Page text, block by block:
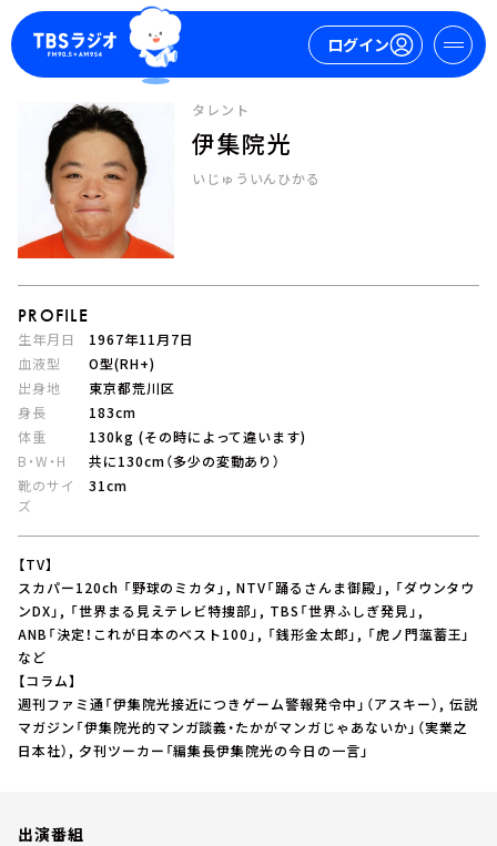
ログイン
マイページ
ログイン 新規会員登録
今日の番組表
週間番組表
トピックス
TBS Podcast
イベント・グッズ
会社情報
タレント
伊集院光
いじゅういんひかる
PROFILE
生年月日
1967年11月7日
血液型
O型(RH+)
出身地
東京都荒川区
身長
183cm
体重
130kg (その時によって違います)
B・W・H
共に130cm（多少の変動あり）
靴のサイ
ズ
31cm
【TV】
スカパー120ch 「野球のミカタ」, NTV「踊るさんま御殿」, 「ダウンタウ
ンDX」, 「世界まる見えテレビ特捜部」, TBS「世界ふしぎ発見」,
ANB「決定！これが日本のベスト100」, 「銭形金太郎」, 「虎ノ門薀蓄王」
など
【コラム】
週刊ファミ通「伊集院光接近につきゲーム警報発令中」（アスキー）, 伝説
マガジン「伊集院光的マンガ談義・たかがマンガじゃあないか」（実業之
日本社）, 夕刊ツーカー「編集長伊集院光の今日の一言」
出演番組